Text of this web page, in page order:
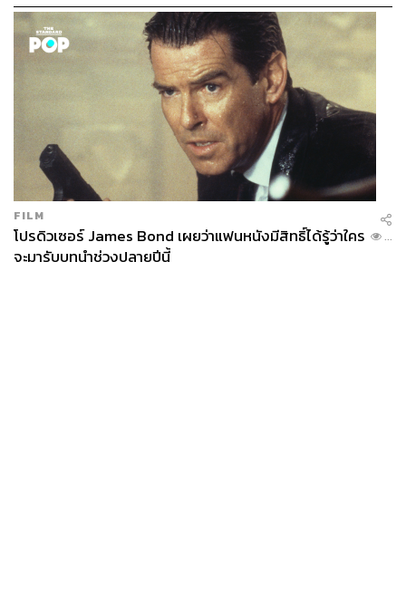
FILM
โปรดิวเซอร์ James Bond เผยว่าแฟนหนังมีสิทธิ์ได้รู้ว่าใคร
จะมารับบทนำช่วงปลายปีนี้
...